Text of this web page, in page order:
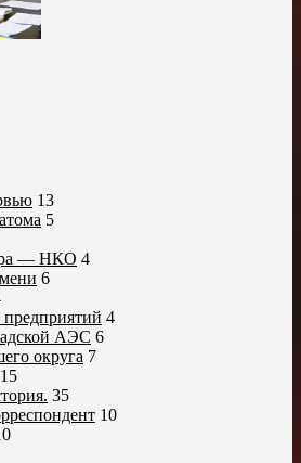
13
5
— НКО 4
6
4
АЭС 6
округа 7
15
35
10